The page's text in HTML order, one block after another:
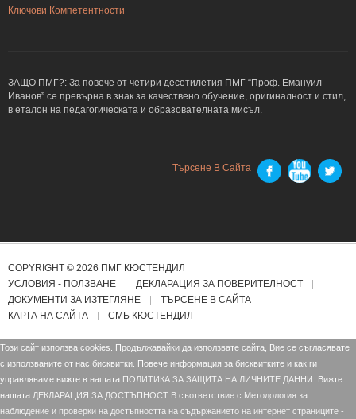
Ключови Компетентности
ЗАЩО ПМГ?: За повече от четири десетилетия ПМГ “Проф. Емануил
Иванов” се превърна в знак за качествено обучение, оригиналност и стил,
в еталон на педагогическата и образователната мисъл.
Търсене В Сайта
COPYRIGHT © 2026 ПМГ КЮСТЕНДИЛ
УСЛОВИЯ - ПОЛЗВАНЕ
ДЕКЛАРАЦИЯ ЗА ПОВЕРИТЕЛНОСТ
ДОКУМЕНТИ ЗА ИЗТЕГЛЯНЕ
ТЪРСЕНЕ В САЙТА
КАРТА НА САЙТА
СМБ КЮСТЕНДИЛ
Този сайт използва cookies. Продължавайки да използвате сайта, Вие се съгласявате
с използваните от нас бисквитки. Повече информация за бисквитките и как ги
управляваме вижте в нашата ПОЛИТИКА ЗА ЗАЩИТА НА ЛИЧНИТЕ ДАННИ.
Вижте
нашата ДЕКЛАРАЦИЯ ЗА ДОСТЪПНОСТ В съответствие с Mетодология за
наблюдение и проверки на достъпността на съдържанието на интернет страниците -